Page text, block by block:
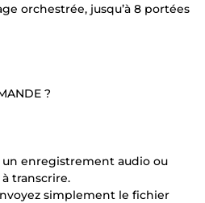
orchestrée, jusqu’à 8 portées
?
un enregistrement audio ou
transcrire.
simplement le fichier